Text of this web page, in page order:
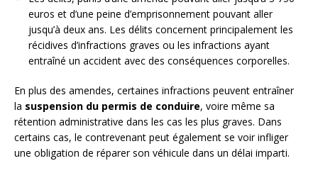
euros et d’une peine d’emprisonnement pouvant aller
jusqu’à deux ans. Les délits concernent principalement les
récidives d’infractions graves ou les infractions ayant
entraîné un accident avec des conséquences corporelles.
En plus des amendes, certaines infractions peuvent entraîner
la suspension du permis de conduire, voire même sa
rétention administrative dans les cas les plus graves. Dans
certains cas, le contrevenant peut également se voir infliger
une obligation de réparer son véhicule dans un délai imparti.